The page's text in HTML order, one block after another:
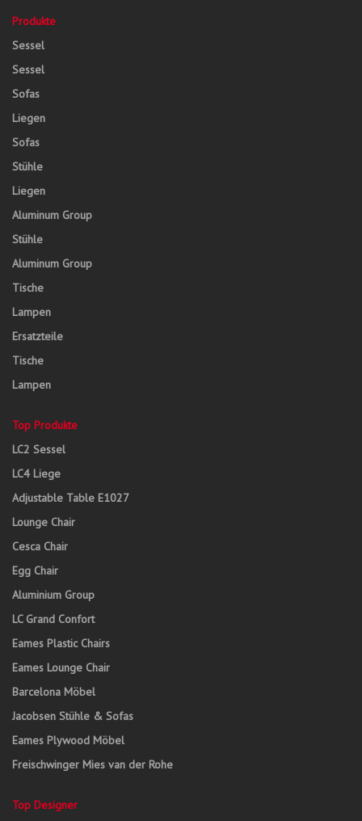
Produkte
Sessel
Sessel
Sofas
Liegen
Sofas
Stühle
Liegen
Aluminum Group
Stühle
Aluminum Group
Tische
Lampen
Ersatzteile
Tische
Lampen
Top Produkte
LC2 Sessel
LC4 Liege
Adjustable Table E1027
Lounge Chair
Cesca Chair
Egg Chair
Aluminium Group
LC Grand Confort
Eames Plastic Chairs
Eames Lounge Chair
Barcelona Möbel
Jacobsen Stühle & Sofas
Eames Plywood Möbel
Freischwinger Mies van der Rohe
Top Designer